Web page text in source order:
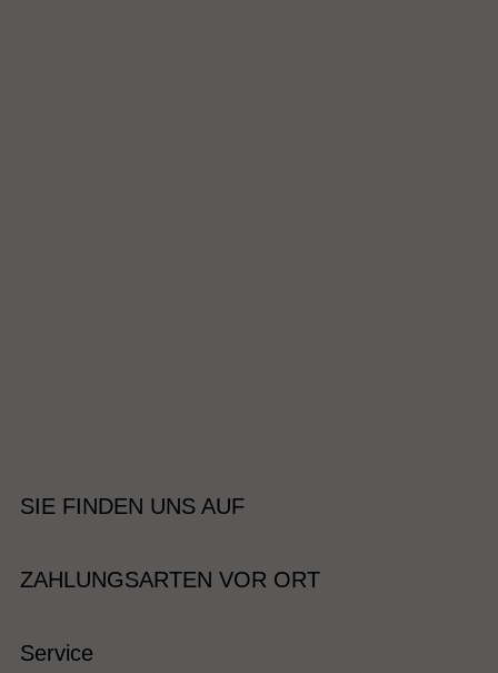
SIE FINDEN UNS AUF
ZAHLUNGSARTEN VOR ORT
Service